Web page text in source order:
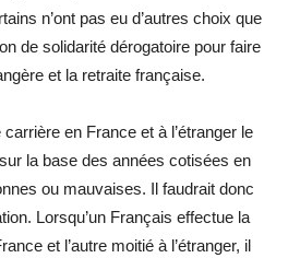
n’ont pas eu d’autres choix que
de solidarité dérogatoire pour faire
et la retraite française.
en France et à l’étranger le
la base des années cotisées en
ou mauvaises. Il faudrait donc
Lorsqu’un Français effectue la
et l’autre moitié à l’étranger, il